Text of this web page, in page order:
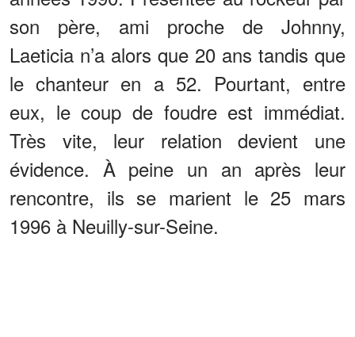
son père, ami proche de Johnny,
Laeticia n’a alors que 20 ans tandis que
le chanteur en a 52. Pourtant, entre
eux, le coup de foudre est immédiat.
Très vite, leur relation devient une
évidence. À peine un an après leur
rencontre, ils se marient le 25 mars
1996 à Neuilly-sur-Seine.